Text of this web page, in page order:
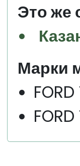
Это же
Марки